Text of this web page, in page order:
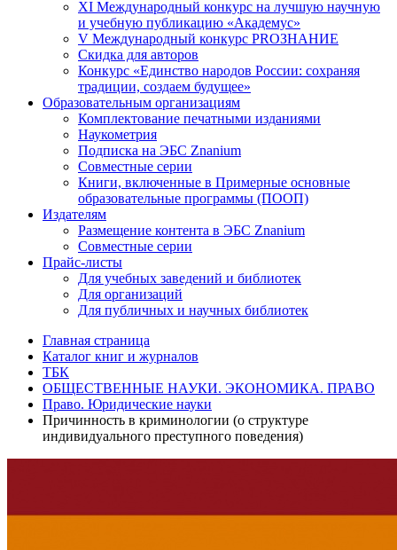
XI Международный конкурс на лучшую научную
и учебную публикацию «Академус»
V Международный конкурс PROЗНАНИЕ
Скидка для авторов
Конкурс «Единство народов России: сохраняя
традиции, создаем будущее»
Образовательным организациям
Комплектование печатными изданиями
Наукометрия
Подписка на ЭБС Znanium
Совместные серии
Книги, включенные в Примерные основные
образовательные программы (ПООП)
Издателям
Размещение контента в ЭБС Znanium
Совместные серии
Прайс-листы
Для учебных заведений и библиотек
Для организаций
Для публичных и научных библиотек
Главная страница
Каталог книг и журналов
ТБК
ОБЩЕСТВЕННЫЕ НАУКИ. ЭКОНОМИКА. ПРАВО
Право. Юридические науки
Причинность в криминологии (о структуре
индивидуального преступного поведения)